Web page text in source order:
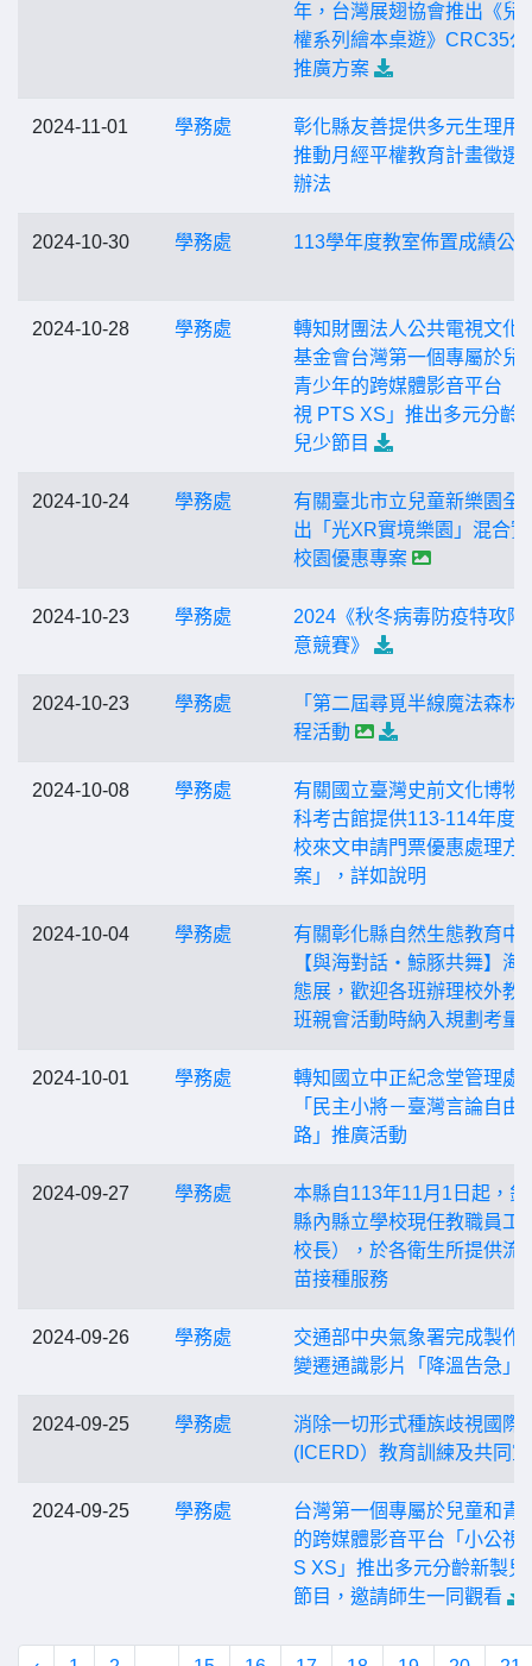
年，台灣展翅協會推出《兒
權系列繪本桌遊》CRC35公
推廣方案
2024-11-01 學務處
彰化縣友善提供多元生理用
推動月經平權教育計畫徵選
辦法
2024-10-30 學務處 113學年度教室佈置成績公
2024-10-28 學務處
轉知財團法人公共電視文化
基金會台灣第一個專屬於兒
青少年的跨媒體影音平台「
視 PTS XS」推出多元分齡
兒少節目
2024-10-24 學務處
有關臺北市立兒童新樂園全
出「光XR實境樂園」混合
校園優惠專案
2024-10-23 學務處
2024《秋冬病毒防疫特攻隊
意競賽》
2024-10-23 學務處
「第二屆尋覓半線魔法森林
程活動
2024-10-08 學務處
有關國立臺灣史前文化博物
科考古館提供113-114年度
校來文申請門票優惠處理方
案」，詳如說明
2024-10-04 學務處
有關彰化縣自然生態教育中
【與海對話・鯨豚共舞】海
態展，歡迎各班辦理校外教
班親會活動時納入規劃考量
2024-10-01 學務處
轉知國立中正紀念堂管理處
「民主小將－臺灣言論自由
路」推廣活動
2024-09-27 學務處
本縣自113年11月1日起，針
縣內縣立學校現任教職員工
校長），於各衛生所提供流
苗接種服務
2024-09-26 學務處
交通部中央氣象署完成製作
變遷通識影片「降溫告急」
2024-09-25 學務處
消除一切形式種族歧視國際
(ICERD）教育訓練及共同
2024-09-25 學務處
台灣第一個專屬於兒童和青
的跨媒體影音平台「小公視
S XS」推出多元分齡新製兒
節目，邀請師生一同觀看